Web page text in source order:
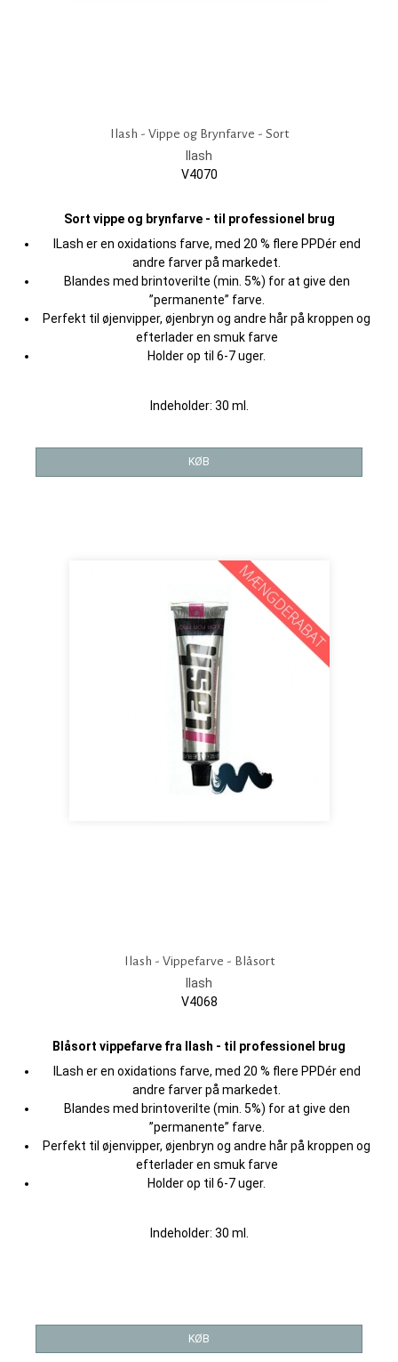
Ilash - Vippe og Brynfarve - Sort
Ilash
V4070
Sort vippe og brynfarve - til professionel brug
ILash er en oxidations farve, med 20 % flere PPDér end
andre farver på markedet.
Blandes med brintoverilte (min. 5%) for at give den
”permanente” farve.
Perfekt til øjenvipper, øjenbryn og andre hår på kroppen og
efterlader en smuk farve
Holder op til 6-7 uger.
Indeholder: 30 ml.
KØB
Ilash - Vippefarve - Blåsort
Ilash
V4068
Blåsort vippefarve fra Ilash - til professionel brug
ILash er en oxidations farve, med 20 % flere PPDér end
andre farver på markedet.
Blandes med brintoverilte (min. 5%) for at give den
”permanente” farve.
Perfekt til øjenvipper, øjenbryn og andre hår på kroppen og
efterlader en smuk farve
Holder op til 6-7 uger.
Indeholder: 30 ml.
KØB